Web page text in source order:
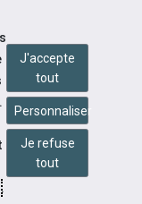
CAP
.
J'accepte
tout
Personnaliser
Je refuse
tout